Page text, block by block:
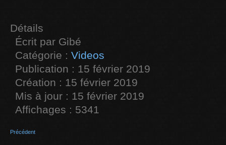
Détails
Écrit par Gibé
Catégorie : Videos
Publication : 15 février 2019
Création : 15 février 2019
Mis à jour : 15 février 2019
Affichages : 5341
Précédent